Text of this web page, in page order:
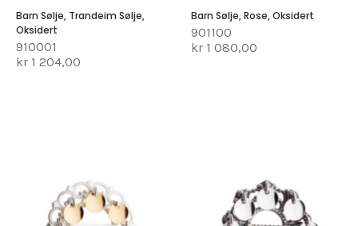
Barn Sølje, Trandeim Sølje,
Oksidert
910001
kr 1 204,00
Barn Sølje, Rose, Oksidert
901100
kr 1 080,00